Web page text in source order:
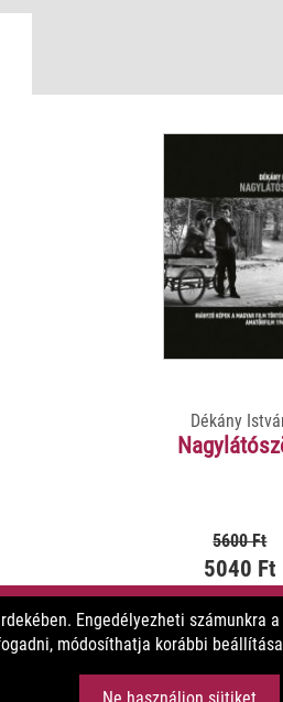
Dékány
5600 Ft
5040 Ft
MEGNÉZEM
Engedélyezheti
módosíthatja korábbi